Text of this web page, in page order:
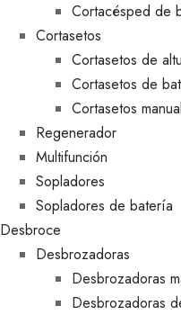
Cortacésped de
Cortasetos
Cortasetos de
Cortasetos de
Cortasetos
Regenerador
Multifunción
Sopladores
Sopladores de batería
Desbroce
Desbrozadoras
Desbrozadoras
Desbrozadoras